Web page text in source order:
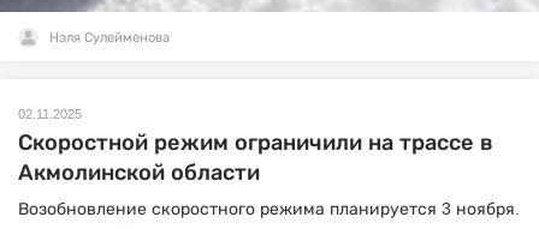
Нэля Сулейменова
02.11.2025
Скоростной режим ограничили на трассе в
Акмолинской области
Возобновление скоростного режима планируется 3 ноября.